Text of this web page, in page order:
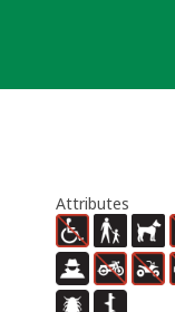
Attributes